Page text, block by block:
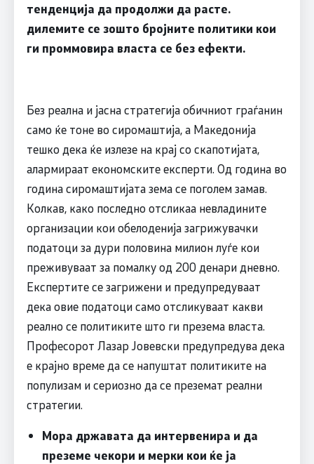
тенденција да продолжи да расте.
дилемите се зошто бројните политики кои
ги проммовира власта се без ефекти.
Без реална и јасна стратегија обичниот граѓанин
само ќе тоне во сиромаштија, а Македонија
тешко дека ќе излезе на крај со скапотијата,
алармираат економските експерти. Од година во
година сиромаштијата зема се поголем замав.
Колкав, како последно отсликаа невладините
организации кои обелоденија загрижувачки
податоци за дури половина милион луѓе кои
преживуваат за помалку од 200 денари дневно.
Експертите се загрижени и предупредуваат
дека овие податоци само отсликуваат какви
реално се политиките што ги презема власта.
Професорот Лазар Јовевски предупредува дека
е крајно време да се напуштат политиките на
популизам и сериозно да се преземат реални
стратегии.
Мора државата да интервенира и да
преземе чекори и мерки кои ќе ја